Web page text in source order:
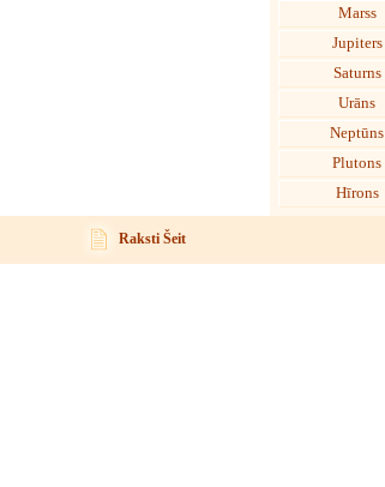
Marss
Jupiters
Saturns
Urāns
Neptūns
Plutons
Hīrons
Raksti Šeit